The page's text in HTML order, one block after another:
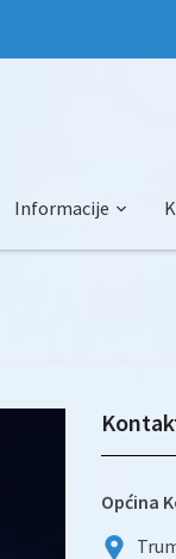
Informacije
Općina